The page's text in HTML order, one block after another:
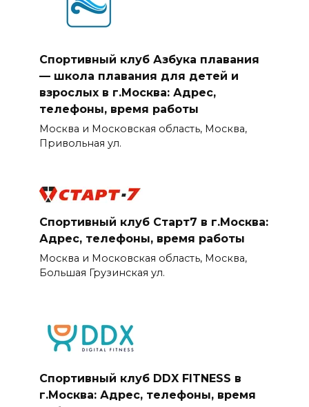
Спортивный клуб Азбука плавания
— школа плавания для детей и
взрослых в г.Москва: Адрес,
телефоны, время работы
Москва и Московская область, Москва,
Привольная ул.
Спортивный клуб Старт7 в г.Москва:
Адрес, телефоны, время работы
Москва и Московская область, Москва,
Большая Грузинская ул.
Спортивный клуб DDX FITNESS в
г.Москва: Адрес, телефоны, время